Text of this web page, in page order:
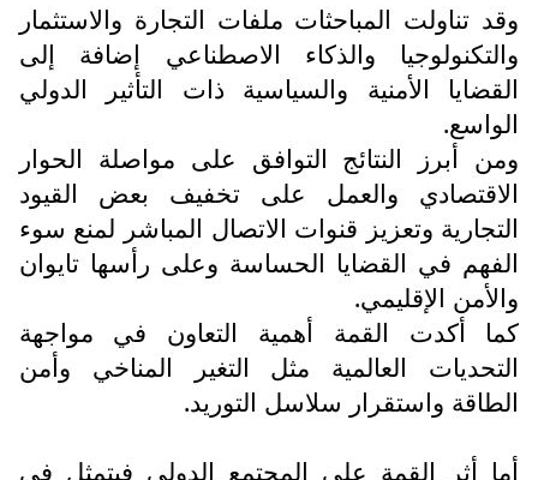
وقد تناولت المباحثات ملفات التجارة والاستثمار
والتكنولوجيا والذكاء الاصطناعي إضافة إلى
القضايا الأمنية والسياسية ذات التأثير الدولي
الواسع.
ومن أبرز النتائج التوافق على مواصلة الحوار
الاقتصادي والعمل على تخفيف بعض القيود
التجارية وتعزيز قنوات الاتصال المباشر لمنع سوء
الفهم في القضايا الحساسة وعلى رأسها تايوان
والأمن الإقليمي.
كما أكدت القمة أهمية التعاون في مواجهة
التحديات العالمية مثل التغير المناخي وأمن
الطاقة واستقرار سلاسل التوريد.
أما أثر القمة على المجتمع الدولي فيتمثل في